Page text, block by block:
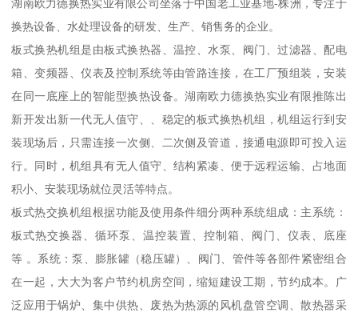
湖南欧力德换热实业有限公司坐落于中国老工业基地-株洲，专注于
换热设备、水处理设备的研发、生产、销售务的企业。
板式换热机组是由板式换热器、温控、水泵、阀门、过滤器、配电
箱、变频器、仪表及控制系统等由管路连接，在工厂预组装，安装
在同一底座上的智能型换热设备。湖南欧力德换热实业有限推陈出
新开发出新一代无人值守、、稳定的板式换热机组，机组运行到安
装现场后，只需连接一次侧、二次侧及管道，接通电源即可投入运
行。同时，机组具有无人值守、结构紧凑、便于远程运输、占地面
积小、安装现场就位灵活等特点。
板式热交换机组根据功能及使用条件细分两种系统组成：主系统：
板式热交换器、循环泵、温控装置、控制箱、阀门、仪表、底座
等 。系统：泵、膨胀罐（稳压罐）、阀门、管件等各部件紧密组合
在一起，大大为客户节约机房空间，缩短建设工期，节约成本。广
泛应用于锅炉、集中供热、废热为热源的风机盘管空调、散热器采